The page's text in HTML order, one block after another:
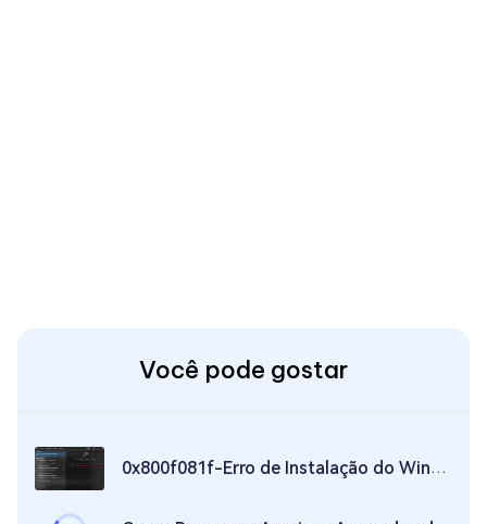
Você pode gostar
0x800f081f-Erro de Instalação do Windows 11: Como Corrigí-lo?